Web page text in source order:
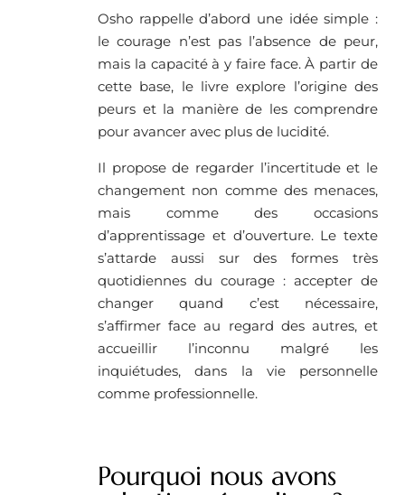
Osho rappelle d’abord une idée simple :
le courage n’est pas l’absence de peur,
mais la capacité à y faire face. À partir de
cette base, le livre explore l’origine des
peurs et la manière de les comprendre
pour avancer avec plus de lucidité.
Il propose de regarder l’incertitude et le
changement non comme des menaces,
mais comme des occasions
d’apprentissage et d’ouverture. Le texte
s’attarde aussi sur des formes très
quotidiennes du courage : accepter de
changer quand c’est nécessaire,
s’affirmer face au regard des autres, et
accueillir l’inconnu malgré les
inquiétudes, dans la vie personnelle
comme professionnelle.
Pourquoi nous avons